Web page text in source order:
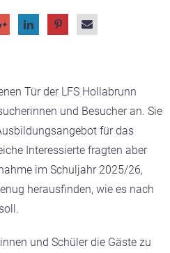
Tür der LFS Hollabrunn
und Besucher an. Sie
für das
Interessierte fragten aber
im Schuljahr 2025/26,
herausfinden, wie es nach
und Schüler die Gäste zu